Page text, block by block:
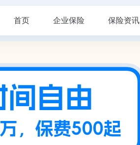
首页 企业保险 保险资讯